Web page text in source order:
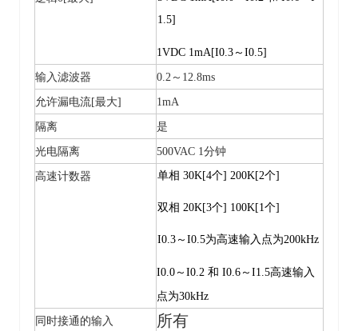
1.5]
1VDC 1mA[I0.3～I0.5]
输入滤波器 0.2～12.8ms
允许漏电流[最大] 1mA
隔离 是
光电隔离 500VAC 1分钟
高速计数器 单相 30K[4个] 200K[2个]
双相 20K[3个] 100K[1个]
I0.3～I0.5为高速输入点为200kHz
I0.0～I0.2 和 I0.6～I1.5高速输入
点为30kHz
同时接通的输入 所有